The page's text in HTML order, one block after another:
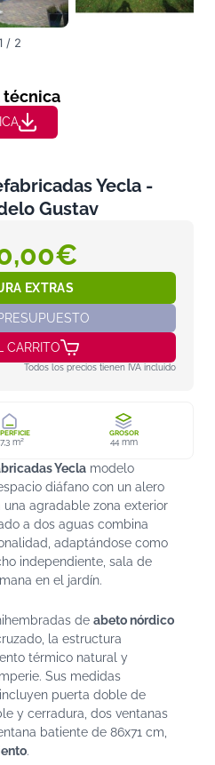
/ 2
técnica
Yecla -
Gustav
EXTRAS
CARRITO
Todos los precios tienen IVA incluido
m²
GROSOR
44 mm
Yecla modelo
diáfano con un alero
agradable zona exterior
a dos aguas combina
adaptándose como
independiente, sala de
en el jardín.
de abeto nórdico
la estructura
térmico natural y
Sus medidas
puerta doble de
y cerradura, dos ventanas
batiente de 86x71 cm,
.